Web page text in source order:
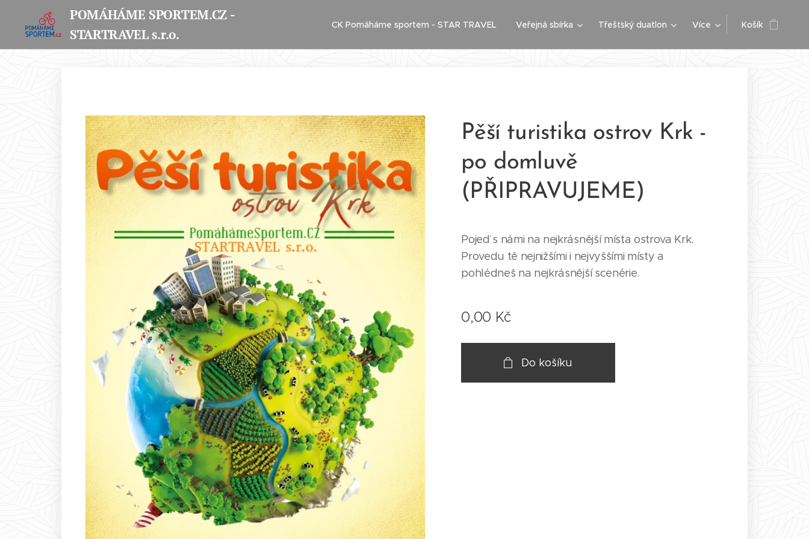
POMÁHÁME SPORTEM.CZ -
STARTRAVEL s.r.o.
CK Pomáháme sportem - STAR TRAVEL Veřejná sbírka Třešťský duatlon Více Košík
Pěší turistika ostrov Krk -
po domluvě
(PŘIPRAVUJEME)
Pojeď s námi na nejkrásnější místa ostrova Krk.
Provedu tě nejnižšími i nejvyššími místy a
pohlédneš na nejkrásnější scenérie.
0,00 Kč
Do košíku